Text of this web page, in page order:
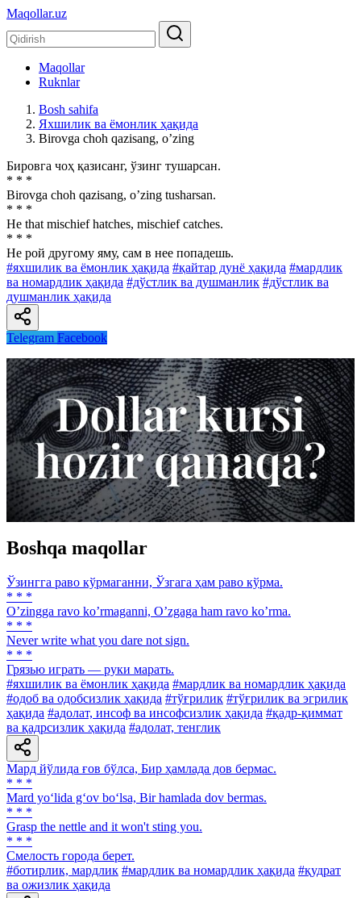
Maqollar.uz
Maqollar
Ruknlar
Bosh sahifa
Яхшилик ва ёмонлик ҳақида
Birovga choh qazisang, oʼzing
Бировга чоҳ қазисанг, ўзинг тушарсан.
* * *
Birovga choh qazisang, oʼzing tusharsan.
* * *
He that mischief hatches, mischief catches.
* * *
He рой другому яму, сам в нее попадешь.
#яхшилик ва ёмонлик ҳақида #қайтар дунё ҳақида #мардлик
ва номардлик ҳақида #дўстлик ва душманлик #дўстлик ва
душманлик ҳақида
Telegram Facebook
Boshqa maqollar
Ўзингга раво кўрмаганни, Ўзгага ҳам раво кўрма.
* * *
Oʼzingga ravo koʼrmaganni, Oʼzgaga ham ravo koʼrma.
* * *
Never write what you dare not sign.
* * *
Грязью играть — руки марать.
#яхшилик ва ёмонлик ҳақида #мардлик ва номардлик ҳақида
#одоб ва одобсизлик ҳақида #тўғрилик #тўғрилик ва эгрилик
ҳақида #адолат, инсоф ва инсофсизлик ҳақида #қадр-қиммат
ва қадрсизлик ҳақида #адолат, тенглик
Мард йўлида ғов бўлса, Бир ҳамлада дов бермас.
* * *
Mard yo‘lida g‘ov bo‘lsa, Bir hamlada dov bermas.
* * *
Grasp the nettle and it won't sting you.
* * *
Смелость города берет.
#ботирлик, мардлик #мардлик ва номардлик ҳақида #қудрат
ва ожизлик ҳақида